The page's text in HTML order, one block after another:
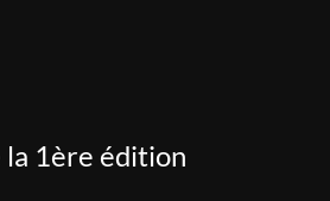
la 1ère édition